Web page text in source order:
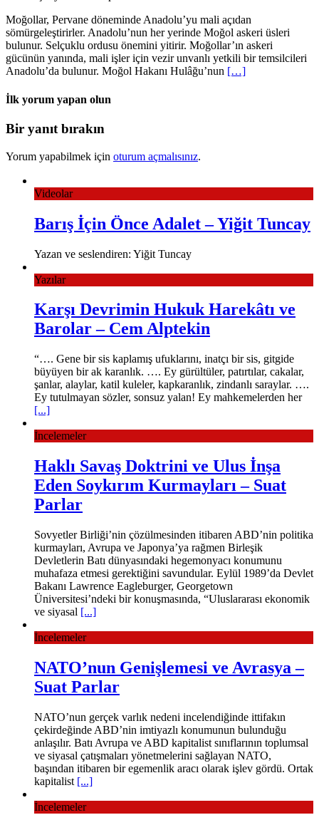
Moğollar, Pervane döneminde Anadolu’yu mali açıdan
sömürgeleştirirler. Anadolu’nun her yerinde Moğol askeri üsleri
bulunur. Selçuklu ordusu önemini yitirir. Moğollar’ın askeri
gücünün yanında, mali işler için vezir unvanlı yetkili bir temsilcileri
Anadolu’da bulunur. Moğol Hakanı Hulâğu’nun […]
İlk yorum yapan olun
Bir yanıt bırakın
Yorum yapabilmek için oturum açmalısınız.
Videolar
Barış İçin Önce Adalet – Yiğit Tuncay
Yazan ve seslendiren: Yiğit Tuncay
Yazılar
Karşı Devrimin Hukuk Harekâtı ve
Barolar – Cem Alptekin
“…. Gene bir sis kaplamış ufuklarını, inatçı bir sis, gitgide
büyüyen bir ak karanlık. …. Ey gürültüler, patırtılar, cakalar,
şanlar, alaylar, katil kuleler, kapkaranlık, zindanlı saraylar. ….
Ey tutulmayan sözler, sonsuz yalan! Ey mahkemelerden her
[...]
İncelemeler
Haklı Savaş Doktrini ve Ulus İnşa
Eden Soykırım Kurmayları – Suat
Parlar
Sovyetler Birliği’nin çözülmesinden itibaren ABD’nin politika
kurmayları, Avrupa ve Japonya’ya rağmen Birleşik
Devletlerin Batı dünyasındaki hegemonyacı konumunu
muhafaza etmesi gerektiğini savundular. Eylül 1989’da Devlet
Bakanı Lawrence Eagleburger, Georgetown
Üniversitesi’ndeki bir konuşmasında, “Uluslararası ekonomik
ve siyasal [...]
İncelemeler
NATO’nun Genişlemesi ve Avrasya –
Suat Parlar
NATO’nun gerçek varlık nedeni incelendiğinde ittifakın
çekirdeğinde ABD’nin imtiyazlı konumunun bulunduğu
anlaşılır. Batı Avrupa ve ABD kapitalist sınıflarının toplumsal
ve siyasal çatışmaları yönetmelerini sağlayan NATO,
başından itibaren bir egemenlik aracı olarak işlev gördü. Ortak
kapitalist [...]
İncelemeler